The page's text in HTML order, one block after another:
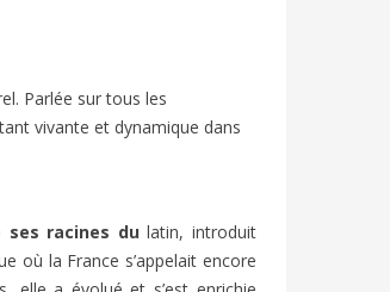
D’ÉTÉ EN FRANCE : FLE
| BIEN-DIRE
vues 7
J'aime
Parlée sur tous les
vivante et dynamique dans
ses racines dulatin, introduit
où la France s’appelait encore